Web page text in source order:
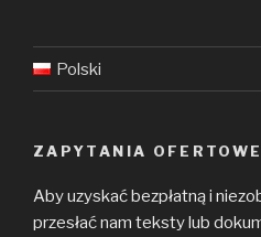
Polski
ZAPYTANIA
Aby uzyskać bezpłatną i
przesłać nam teksty lub